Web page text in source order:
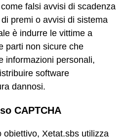
falsi avvisi di scadenza
premi o avvisi di sistema
è indurre le vittime a
parti non sicure che
informazioni personali,
software
dannosi.
CAPTCHA
obiettivo, Xetat.sbs utilizza